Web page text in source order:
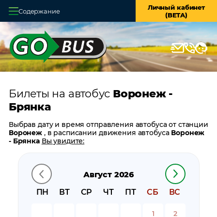
Содержание
Личный кабинет
(BETA)
Главная
О системе
Оплата и доставка
Возврат билетов
Заказ автобуса
Контакты
Билеты на автобус Воронеж -
Брянка
Август 2026
ПН
ВТ СР ЧТ ПТ СБ ВС
1 2
Выбрав дату и время отправления автобуса от станции
Воронеж , в расписании движения автобусаВоронеж
- Брянка Вы увидите:
время прибытия
время в пути
цену билета
Воронеж